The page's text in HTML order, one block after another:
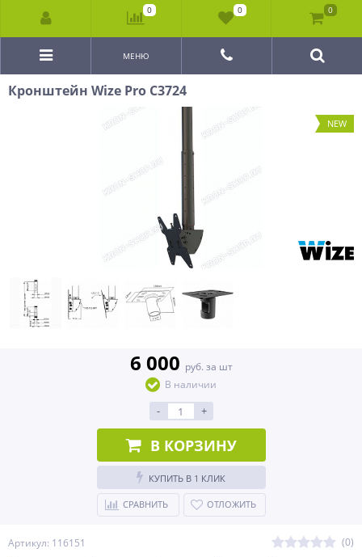
МЕНЮ
Кронштейн Wize Pro C3724
NEW
Артикул: 116151 (0)
6 000 руб. за шт
В наличии
- +
В КОРЗИНУ
КУПИТЬ В 1 КЛИК
СРАВНИТЬ ОТЛОЖИТЬ
0 0 0